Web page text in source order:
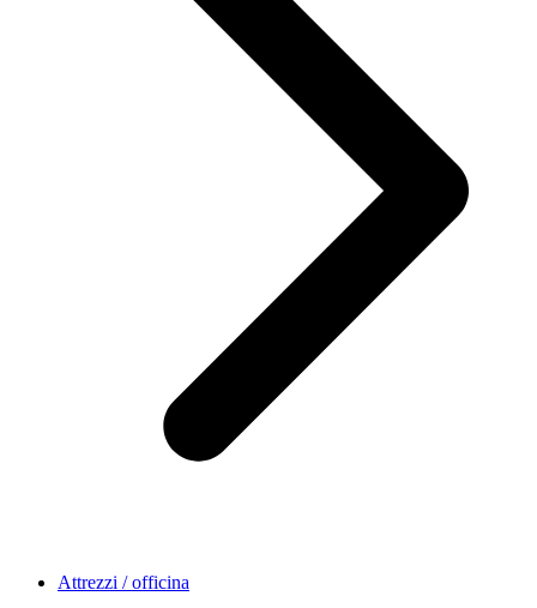
Attrezzi / officina